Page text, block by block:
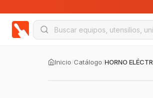
Inicio/Catálogo/